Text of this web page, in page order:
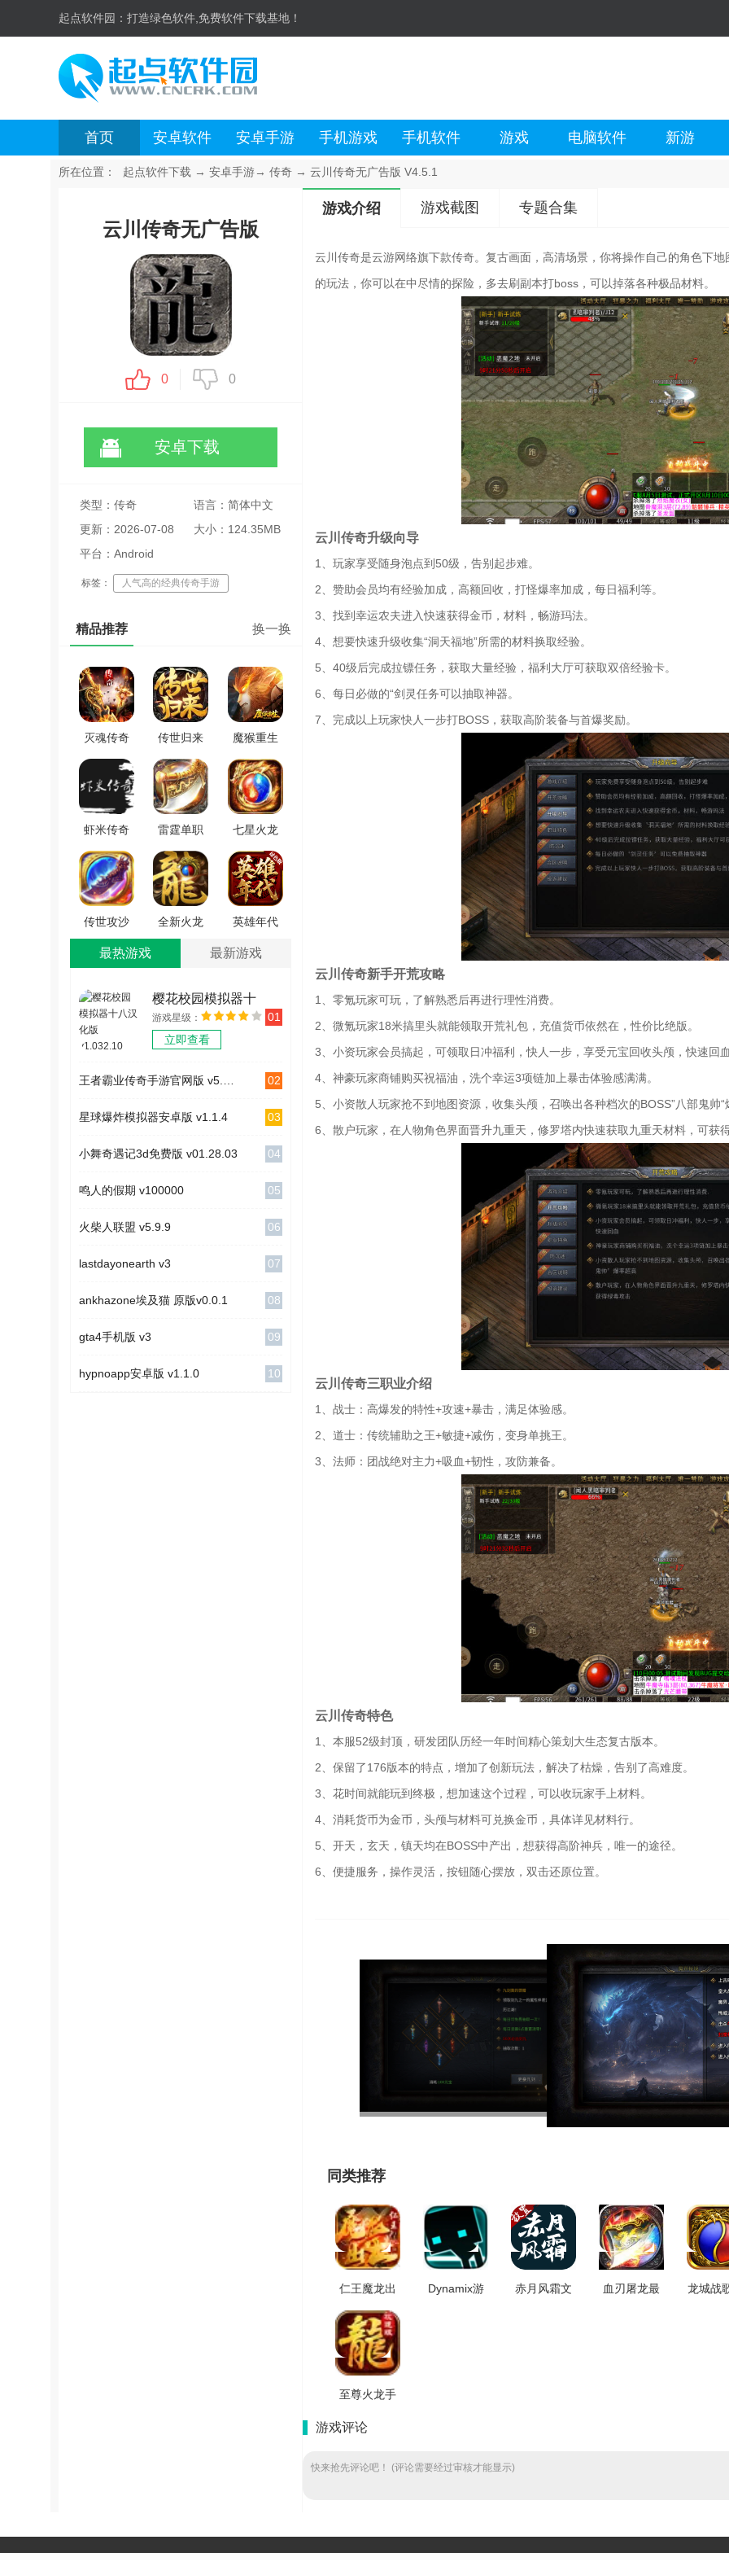
起点软件园： 打造绿色软件,免费软件下载基地！
首页 安卓软件 安卓手游 手机游戏 手机软件 游戏 电脑软件 新游
所在位置： 起点软件下载 → 安卓手游→ 传奇 → 云川传奇无广告版 V4.5.1
云川传奇无广告版
0 0
安卓下载
类型：传奇
语言：简体中文
更新：2026-07-08
20:37:15
大小：124.35MB
平台：Android
标签： 人气高的经典传奇手游
精品推荐 换一换
灭魂传奇
无广告版
V1.0.8.210
传世归来
冰峰暗黑
传奇2026
免费原版
V1.0.0
魔猴重生
焚天之战
直装版
V1.0.0
虾米传奇
游戏纯净
最新版
V101.0.0
雷霆单职
业传奇手
机最新版
V3.3.6
七星火龙
传奇官方
版 V2.110
传世攻沙
最新免费
版 V1.0
全新火龙
游戏官方
英雄年代
最热游戏 最新游戏
樱花校园模拟器十
八汉化版 v1.032.10
游戏星级：
立即查看
01
02
星球爆炸模拟器安卓版 v1.1.4 03
小舞奇遇记3d免费版 v01.28.03 04
鸣人的假期 v100000 05
火柴人联盟 v5.9.9 06
lastdayonearth v3 07
ankhazone埃及猫 原版v0.0.1 08
gta4手机版 v3 09
hypnoapp安卓版 v1.1.0 10
游戏介绍 游戏截图 专题合集
云川传奇是云游网络旗下款传奇。复古画面，高清场景，你将操作自己的角色下
的玩法，你可以在中尽情的探险，多去刷副本打boss，可以掉落各种极品材料。
云川传奇升级向导
1、玩家享受随身泡点到50级，告别起步难。
2、赞助会员均有经验加成，高额回收，打怪爆率加成，每日福利等。
3、找到幸运农夫进入快速获得金币，材料，畅游玛法。
4、想要快速升级收集“洞天福地”所需的材料换取经验。
5、40级后完成拉镖任务，获取大量经验，福利大厅可获取双倍经验卡。
6、每日必做的“剑灵任务可以抽取神器。
7、完成以上玩家快人一步打BOSS，获取高阶装备与首爆奖励。
云川传奇新手开荒攻略
1、零氪玩家可玩，了解熟悉后再进行理性消费。
2、微氪玩家18米搞里头就能领取开荒礼包，充值货币依然在，性价比绝版。
3、小资玩家会员搞起，可领取日冲福利，快人一步，享受元宝回收头颅，快速回
4、神豪玩家商铺购买祝福油，洗个幸运3项链加上暴击体验感满满。
5、小资散人玩家抢不到地图资源，收集头颅，召唤出各种档次的BOSS”八部鬼帅“
6、散户玩家，在人物角色界面晋升九重天，修罗塔内快速获取九重天材料，可获
云川传奇三职业介绍
1、战士：高爆发的特性+攻速+暴击，满足体验感。
2、道士：传统辅助之王+敏捷+减伤，变身单挑王。
3、法师：团战绝对主力+吸血+韧性，攻防兼备。
云川传奇特色
1、本服52级封顶，研发团队历经一年时间精心策划大生态复古版本。
2、保留了176版本的特点，增加了创新玩法，解决了枯燥，告别了高难度。
3、花时间就能玩到终极，想加速这个过程，可以收玩家手上材料。
4、消耗货币为金币，头颅与材料可兑换金币，具体详见材料行。
5、开天，玄天，镇天均在BOSS中产出，想获得高阶神兵，唯一的途径。
6、便捷服务，操作灵活，按钮随心摆放，双击还原位置。
同类推荐
仁王魔龙出
世游戏纯净
最新版
V4.2.6
Dynamix游
赤月风霜文
血刃屠龙最
龙城战
至尊火龙手
V1.0.4
游戏评论
快来抢先评论吧！ (评论需要经过审核才能显示)